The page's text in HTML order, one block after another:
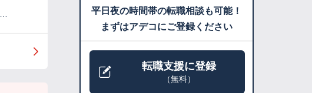
平日夜の時間帯の転職相談も可能！
まずはアデコにご登録ください
転職支援に登録
（無料）